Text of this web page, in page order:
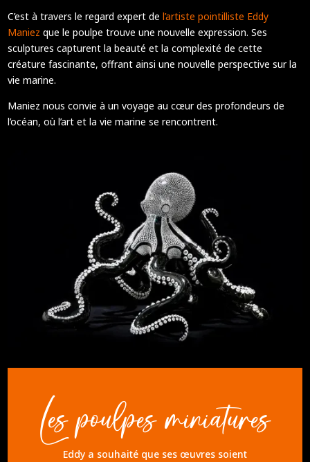
C’est à travers le regard expert del’artiste pointilliste Eddy
Maniez que le poulpe trouve une nouvelle expression.Ses
sculptures capturent la beauté et la complexité de cette
créature fascinante, offrant ainsi une nouvelle perspective sur la
vie marine.
Maniez nous convie à un voyage au cœur des profondeurs de
l’océan, où l’art et la vie marine se rencontrent.
Les poulpes miniatures
Eddy a souhaité que ses œuvres soient